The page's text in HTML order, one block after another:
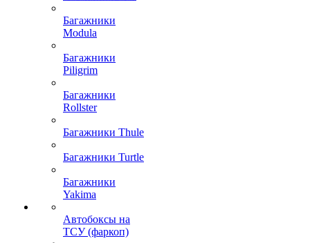
Багажники
Modula
Багажники
Piligrim
Багажники
Rollster
Багажники Thule
Багажники Turtle
Багажники
Yakima
Автобоксы на
ТСУ (фаркоп)